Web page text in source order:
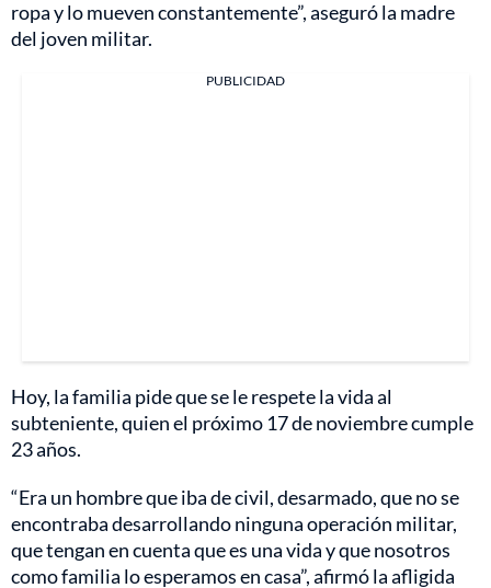
ropa y lo mueven constantemente”, aseguró la madre
del joven militar.
PUBLICIDAD
Hoy, la familia pide que se le respete la vida al
subteniente, quien el próximo 17 de noviembre cumple
23 años.
“Era un hombre que iba de civil, desarmado, que no se
encontraba desarrollando ninguna operación militar,
que tengan en cuenta que es una vida y que nosotros
como familia lo esperamos en casa”, afirmó la afligida